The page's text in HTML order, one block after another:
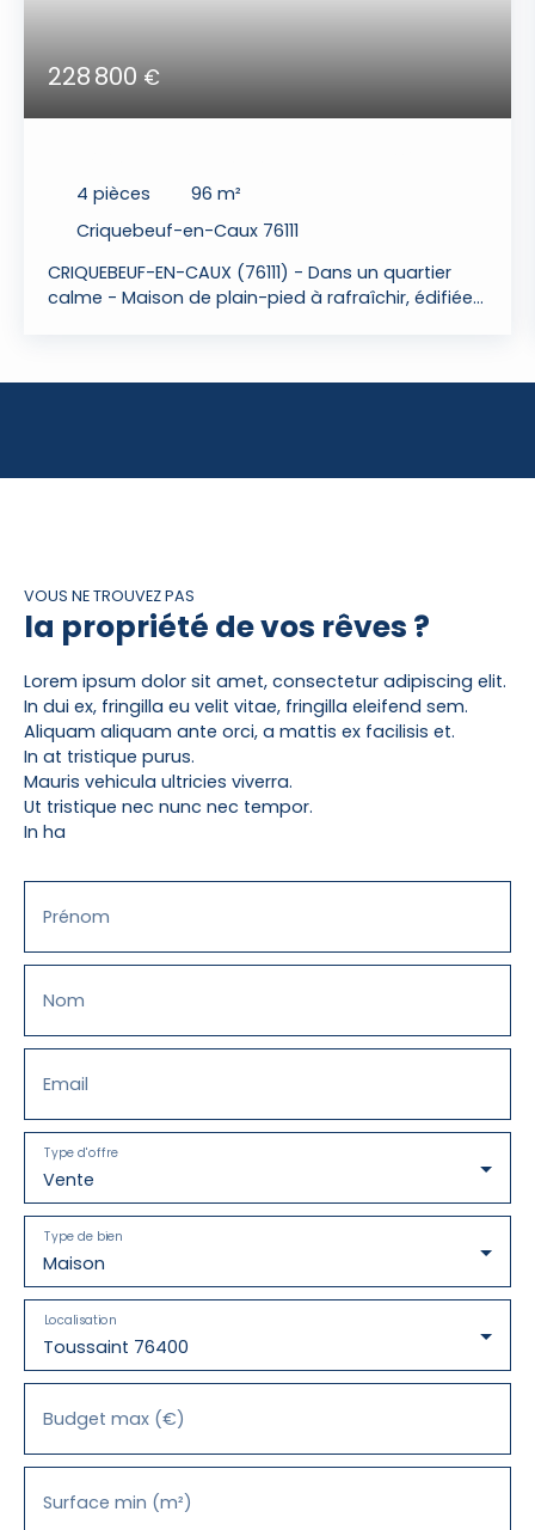
228 800€
4 pièces 96 m²
Criquebeuf-en-Caux 76111
CRIQUEBEUF-EN-CAUX (76111) - Dans un quartier
calme - Maison de plain-pied à rafraîchir, édifiée
informations sur les risques auxquels ce bien est
IMMO - Capital 5 000€ - 14, rue Bella Pochez -
76400 FECAMP - RCS 904 961 364 Le Havre -
Garantie MMA - Carte prof. 7604 2021 000 000 004
CCI 76
VOUS NE TROUVEZ PAS
la propriété de vos rêves ?
Lorem ipsum dolor sit amet, consectetur adipiscing elit.
In dui ex, fringilla eu velit vitae, fringilla eleifend sem.
Aliquam aliquam ante orci, a mattis ex facilisis et.
In at tristique purus.
Mauris vehicula ultricies viverra.
Ut tristique nec nunc nec tempor.
In ha
Prénom
Nom
Email
Vente
Type d'offre
Maison
Type de bien
Toussaint 76400
Localisation
Budget max (€)
Surface min (m²)